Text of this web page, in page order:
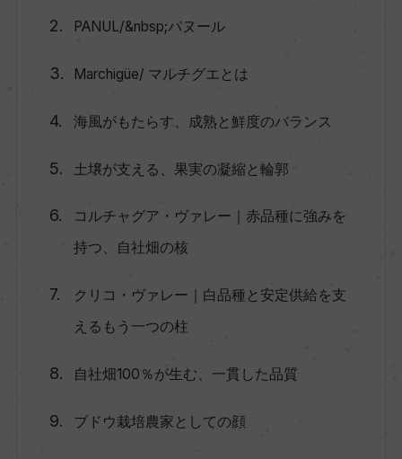
PANUL/&nbsp;パヌール
Marchigüe/ マルチグエとは
海風がもたらす、成熟と鮮度のバランス
土壌が支える、果実の凝縮と輪郭
コルチャグア・ヴァレー｜赤品種に強みを
持つ、自社畑の核
クリコ・ヴァレー｜白品種と安定供給を支
えるもう一つの柱
自社畑100％が生む、一貫した品質
ブドウ栽培農家としての顔